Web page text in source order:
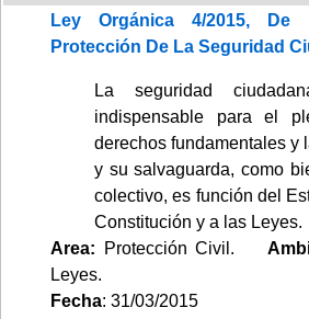
Ley Orgánica 4/2015,
Protección De La Seguridad
La seguridad
indispensable para el
derechos fundamentales y
y su salvaguarda, como
colectivo, es función del
Constitución y a las Leyes.
Area: Protección Civil.
Leyes.
Fecha: 31/03/2015